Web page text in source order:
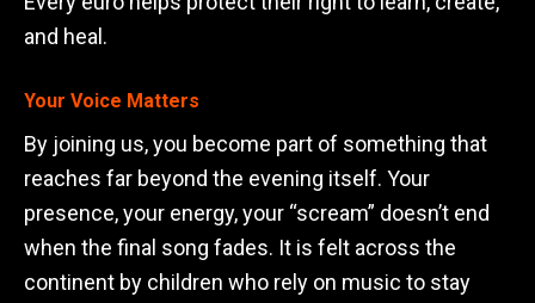
and heal.
Your Voice Matters
By joining us, you become part of something that
reaches far beyond the evening itself. Your
presence, your energy, your “scream” doesn’t end
when the final song fades. It is felt across the
continent by children who rely on music to stay